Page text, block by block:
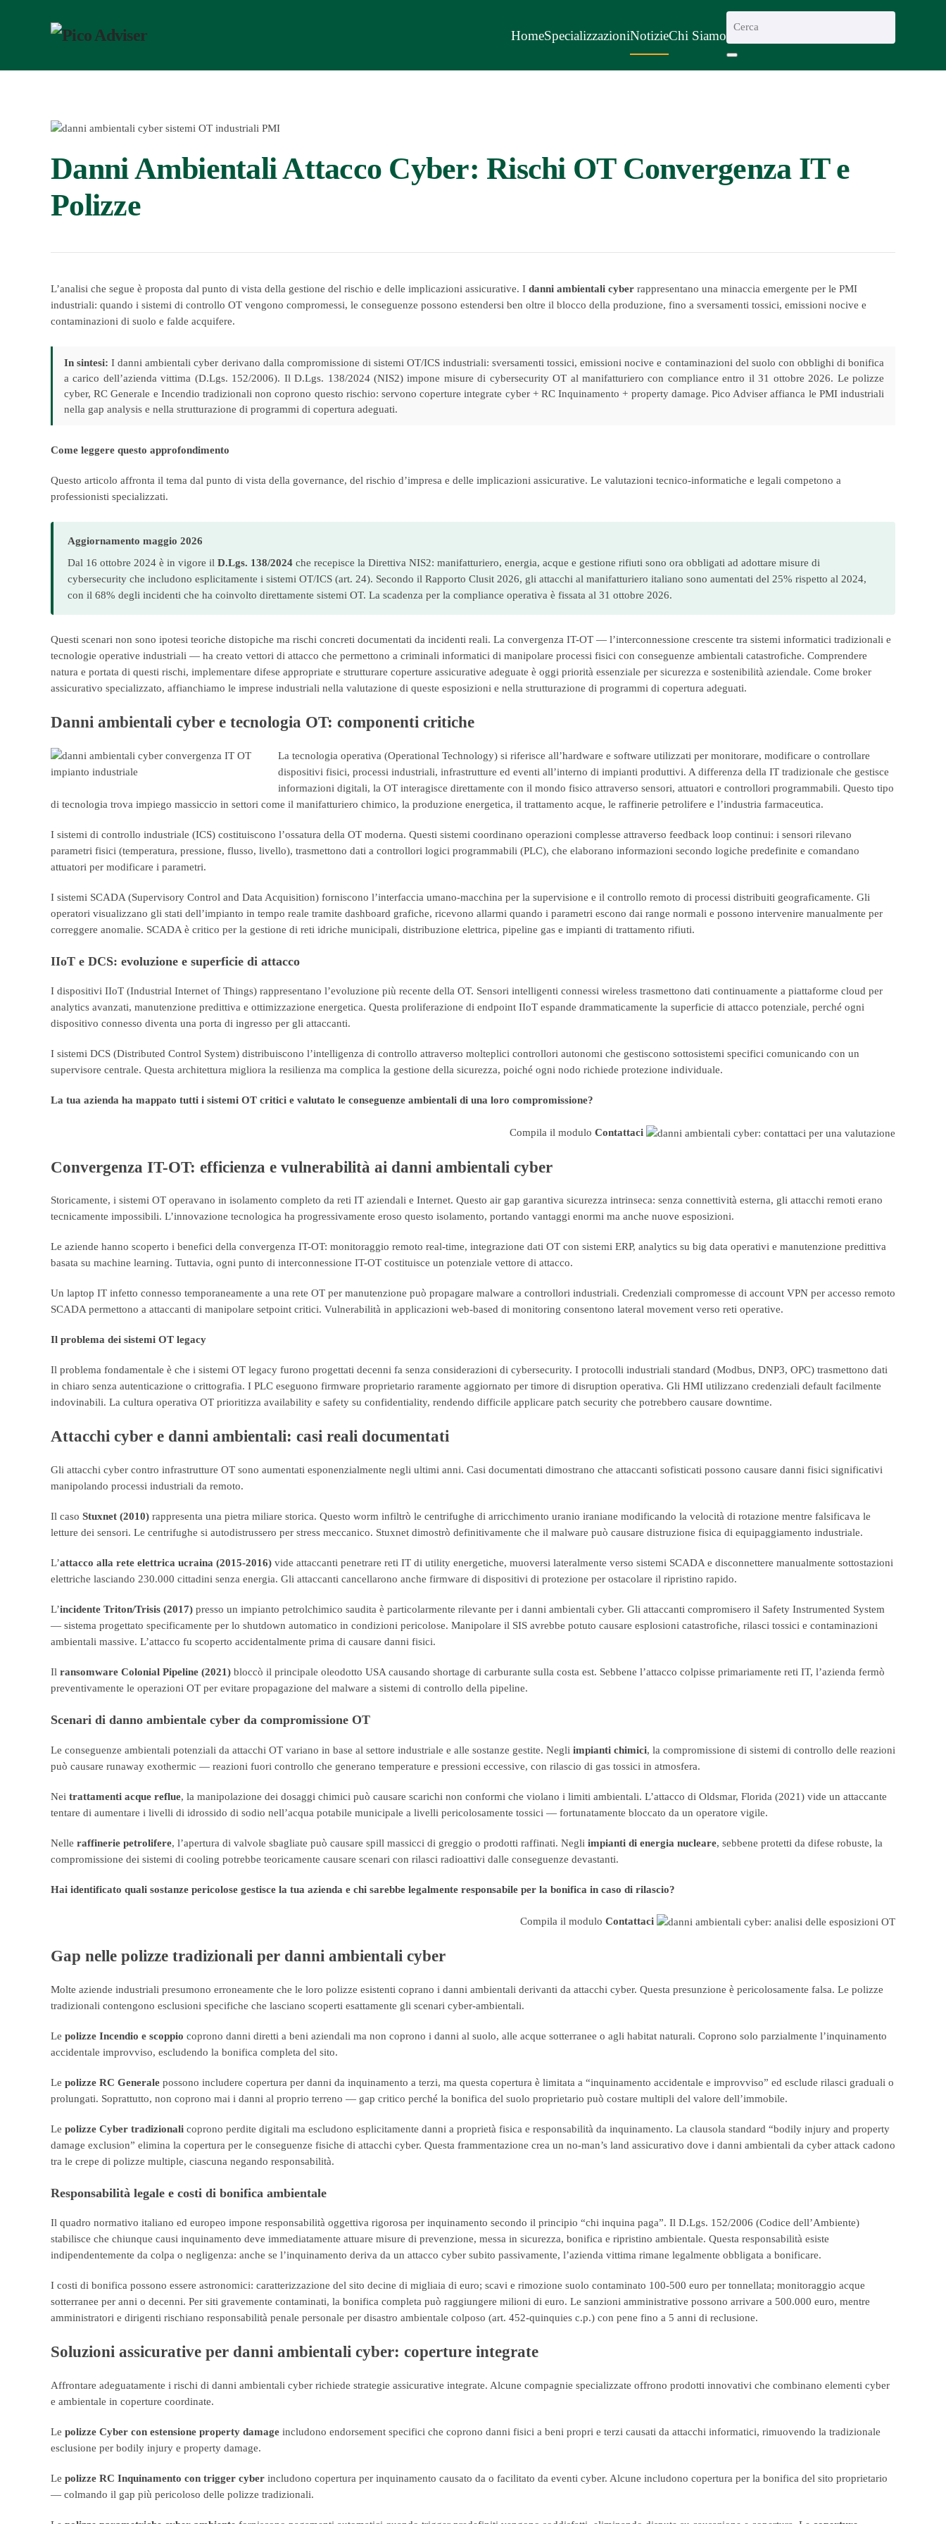
contenuto
HomeSpecializzazioniNotizieChi Siamo
Danni Ambientali Attacco Cyber: Rischi OT Convergenza IT e
Polizze
L’analisi che segue è proposta dal punto di vista della gestione del rischio e delle implicazioni assicurative. I danni ambientali cyber rappresentano una minaccia emergente per le PMI
industriali: quando i sistemi di controllo OT vengono compromessi, le conseguenze possono estendersi ben oltre il blocco della produzione, fino a sversamenti tossici, emissioni nocive e
contaminazioni di suolo e falde acquifere.
In sintesi: I danni ambientali cyber derivano dalla compromissione di sistemi OT/ICS industriali: sversamenti tossici, emissioni nocive e contaminazioni del suolo con obblighi di bonifica
a carico dell’azienda vittima (D.Lgs. 152/2006). Il D.Lgs. 138/2024 (NIS2) impone misure di cybersecurity OT al manifatturiero con compliance entro il 31 ottobre 2026. Le polizze
cyber, RC Generale e Incendio tradizionali non coprono questo rischio: servono coperture integrate cyber + RC Inquinamento + property damage. Pico Adviser affianca le PMI industriali
nella gap analysis e nella strutturazione di programmi di copertura adeguati.
Come leggere questo approfondimento
Questo articolo affronta il tema dal punto di vista della governance, del rischio d’impresa e delle implicazioni assicurative. Le valutazioni tecnico-informatiche e legali competono a
professionisti specializzati.
Aggiornamento maggio 2026
Dal 16 ottobre 2024 è in vigore il D.Lgs. 138/2024 che recepisce la Direttiva NIS2: manifatturiero, energia, acque e gestione rifiuti sono ora obbligati ad adottare misure di
cybersecurity che includono esplicitamente i sistemi OT/ICS (art. 24). Secondo il Rapporto Clusit 2026, gli attacchi al manifatturiero italiano sono aumentati del 25% rispetto al 2024,
con il 68% degli incidenti che ha coinvolto direttamente sistemi OT. La scadenza per la compliance operativa è fissata al 31 ottobre 2026.
Questi scenari non sono ipotesi teoriche distopiche ma rischi concreti documentati da incidenti reali. La convergenza IT-OT — l’interconnessione crescente tra sistemi informatici tradizionali e
tecnologie operative industriali — ha creato vettori di attacco che permettono a criminali informatici di manipolare processi fisici con conseguenze ambientali catastrofiche. Comprendere
natura e portata di questi rischi, implementare difese appropriate e strutturare coperture assicurative adeguate è oggi priorità essenziale per sicurezza e sostenibilità aziendale. Come broker
assicurativo specializzato, affianchiamo le imprese industriali nella valutazione di queste esposizioni e nella strutturazione di programmi di copertura adeguati.
Danni ambientali cyber e tecnologia OT: componenti critiche
La tecnologia operativa (Operational Technology) si riferisce all’hardware e software utilizzati per monitorare, modificare o controllare
dispositivi fisici, processi industriali, infrastrutture ed eventi all’interno di impianti produttivi. A differenza della IT tradizionale che gestisce
informazioni digitali, la OT interagisce direttamente con il mondo fisico attraverso sensori, attuatori e controllori programmabili. Questo tipo
di tecnologia trova impiego massiccio in settori come il manifatturiero chimico, la produzione energetica, il trattamento acque, le raffinerie petrolifere e l’industria farmaceutica.
I sistemi di controllo industriale (ICS) costituiscono l’ossatura della OT moderna. Questi sistemi coordinano operazioni complesse attraverso feedback loop continui: i sensori rilevano
parametri fisici (temperatura, pressione, flusso, livello), trasmettono dati a controllori logici programmabili (PLC), che elaborano informazioni secondo logiche predefinite e comandano
attuatori per modificare i parametri.
I sistemi SCADA (Supervisory Control and Data Acquisition) forniscono l’interfaccia umano-macchina per la supervisione e il controllo remoto di processi distribuiti geograficamente. Gli
operatori visualizzano gli stati dell’impianto in tempo reale tramite dashboard grafiche, ricevono allarmi quando i parametri escono dai range normali e possono intervenire manualmente per
correggere anomalie. SCADA è critico per la gestione di reti idriche municipali, distribuzione elettrica, pipeline gas e impianti di trattamento rifiuti.
IIoT e DCS: evoluzione e superficie di attacco
I dispositivi IIoT (Industrial Internet of Things) rappresentano l’evoluzione più recente della OT. Sensori intelligenti connessi wireless trasmettono dati continuamente a piattaforme cloud per
analytics avanzati, manutenzione predittiva e ottimizzazione energetica. Questa proliferazione di endpoint IIoT espande drammaticamente la superficie di attacco potenziale, perché ogni
dispositivo connesso diventa una porta di ingresso per gli attaccanti.
I sistemi DCS (Distributed Control System) distribuiscono l’intelligenza di controllo attraverso molteplici controllori autonomi che gestiscono sottosistemi specifici comunicando con un
supervisore centrale. Questa architettura migliora la resilienza ma complica la gestione della sicurezza, poiché ogni nodo richiede protezione individuale.
La tua azienda ha mappato tutti i sistemi OT critici e valutato le conseguenze ambientali di una loro compromissione?
Compila il modulo Contattaci
Convergenza IT-OT: efficienza e vulnerabilità ai danni ambientali cyber
Storicamente, i sistemi OT operavano in isolamento completo da reti IT aziendali e Internet. Questo air gap garantiva sicurezza intrinseca: senza connettività esterna, gli attacchi remoti erano
tecnicamente impossibili. L’innovazione tecnologica ha progressivamente eroso questo isolamento, portando vantaggi enormi ma anche nuove esposizioni.
Le aziende hanno scoperto i benefici della convergenza IT-OT: monitoraggio remoto real-time, integrazione dati OT con sistemi ERP, analytics su big data operativi e manutenzione predittiva
basata su machine learning. Tuttavia, ogni punto di interconnessione IT-OT costituisce un potenziale vettore di attacco.
Un laptop IT infetto connesso temporaneamente a una rete OT per manutenzione può propagare malware a controllori industriali. Credenziali compromesse di account VPN per accesso remoto
SCADA permettono a attaccanti di manipolare setpoint critici. Vulnerabilità in applicazioni web-based di monitoring consentono lateral movement verso reti operative.
Il problema dei sistemi OT legacy
Il problema fondamentale è che i sistemi OT legacy furono progettati decenni fa senza considerazioni di cybersecurity. I protocolli industriali standard (Modbus, DNP3, OPC) trasmettono dati
in chiaro senza autenticazione o crittografia. I PLC eseguono firmware proprietario raramente aggiornato per timore di disruption operativa. Gli HMI utilizzano credenziali default facilmente
indovinabili. La cultura operativa OT prioritizza availability e safety su confidentiality, rendendo difficile applicare patch security che potrebbero causare downtime.
Attacchi cyber e danni ambientali: casi reali documentati
Gli attacchi cyber contro infrastrutture OT sono aumentati esponenzialmente negli ultimi anni. Casi documentati dimostrano che attaccanti sofisticati possono causare danni fisici significativi
manipolando processi industriali da remoto.
Il caso Stuxnet (2010) rappresenta una pietra miliare storica. Questo worm infiltrò le centrifughe di arricchimento uranio iraniane modificando la velocità di rotazione mentre falsificava le
letture dei sensori. Le centrifughe si autodistrussero per stress meccanico. Stuxnet dimostrò definitivamente che il malware può causare distruzione fisica di equipaggiamento industriale.
L’attacco alla rete elettrica ucraina (2015-2016) vide attaccanti penetrare reti IT di utility energetiche, muoversi lateralmente verso sistemi SCADA e disconnettere manualmente sottostazioni
elettriche lasciando 230.000 cittadini senza energia. Gli attaccanti cancellarono anche firmware di dispositivi di protezione per ostacolare il ripristino rapido.
L’incidente Triton/Trisis (2017) presso un impianto petrolchimico saudita è particolarmente rilevante per i danni ambientali cyber. Gli attaccanti compromisero il Safety Instrumented System
— sistema progettato specificamente per lo shutdown automatico in condizioni pericolose. Manipolare il SIS avrebbe potuto causare esplosioni catastrofiche, rilasci tossici e contaminazioni
ambientali massive. L’attacco fu scoperto accidentalmente prima di causare danni fisici.
Il ransomware Colonial Pipeline (2021) bloccò il principale oleodotto USA causando shortage di carburante sulla costa est. Sebbene l’attacco colpisse primariamente reti IT, l’azienda fermò
preventivamente le operazioni OT per evitare propagazione del malware a sistemi di controllo della pipeline.
Scenari di danno ambientale cyber da compromissione OT
Le conseguenze ambientali potenziali da attacchi OT variano in base al settore industriale e alle sostanze gestite. Negli impianti chimici, la compromissione di sistemi di controllo delle reazioni
può causare runaway exothermic — reazioni fuori controllo che generano temperature e pressioni eccessive, con rilascio di gas tossici in atmosfera.
Nei trattamenti acque reflue, la manipolazione dei dosaggi chimici può causare scarichi non conformi che violano i limiti ambientali. L’attacco di Oldsmar, Florida (2021) vide un attaccante
tentare di aumentare i livelli di idrossido di sodio nell’acqua potabile municipale a livelli pericolosamente tossici — fortunatamente bloccato da un operatore vigile.
Nelle raffinerie petrolifere, l’apertura di valvole sbagliate può causare spill massicci di greggio o prodotti raffinati. Negli impianti di energia nucleare, sebbene protetti da difese robuste, la
compromissione dei sistemi di cooling potrebbe teoricamente causare scenari con rilasci radioattivi dalle conseguenze devastanti.
Hai identificato quali sostanze pericolose gestisce la tua azienda e chi sarebbe legalmente responsabile per la bonifica in caso di rilascio?
Compila il modulo Contattaci
Gap nelle polizze tradizionali per danni ambientali cyber
Molte aziende industriali presumono erroneamente che le loro polizze esistenti coprano i danni ambientali derivanti da attacchi cyber. Questa presunzione è pericolosamente falsa. Le polizze
tradizionali contengono esclusioni specifiche che lasciano scoperti esattamente gli scenari cyber-ambientali.
Le polizze Incendio e scoppio coprono danni diretti a beni aziendali ma non coprono i danni al suolo, alle acque sotterranee o agli habitat naturali. Coprono solo parzialmente l’inquinamento
accidentale improvviso, escludendo la bonifica completa del sito.
Le polizze RC Generale possono includere copertura per danni da inquinamento a terzi, ma questa copertura è limitata a “inquinamento accidentale e improvviso” ed esclude rilasci graduali o
prolungati. Soprattutto, non coprono mai i danni al proprio terreno — gap critico perché la bonifica del suolo proprietario può costare multipli del valore dell’immobile.
Le polizze Cyber tradizionali coprono perdite digitali ma escludono esplicitamente danni a proprietà fisica e responsabilità da inquinamento. La clausola standard “bodily injury and property
damage exclusion” elimina la copertura per le conseguenze fisiche di attacchi cyber. Questa frammentazione crea un no-man’s land assicurativo dove i danni ambientali da cyber attack cadono
tra le crepe di polizze multiple, ciascuna negando responsabilità.
Responsabilità legale e costi di bonifica ambientale
Il quadro normativo italiano ed europeo impone responsabilità oggettiva rigorosa per inquinamento secondo il principio “chi inquina paga”. Il D.Lgs. 152/2006 (Codice dell’Ambiente)
stabilisce che chiunque causi inquinamento deve immediatamente attuare misure di prevenzione, messa in sicurezza, bonifica e ripristino ambientale. Questa responsabilità esiste
indipendentemente da colpa o negligenza: anche se l’inquinamento deriva da un attacco cyber subito passivamente, l’azienda vittima rimane legalmente obbligata a bonificare.
I costi di bonifica possono essere astronomici: caratterizzazione del sito decine di migliaia di euro; scavi e rimozione suolo contaminato 100-500 euro per tonnellata; monitoraggio acque
sotterranee per anni o decenni. Per siti gravemente contaminati, la bonifica completa può raggiungere milioni di euro. Le sanzioni amministrative possono arrivare a 500.000 euro, mentre
amministratori e dirigenti rischiano responsabilità penale personale per disastro ambientale colposo (art. 452-quinquies c.p.) con pene fino a 5 anni di reclusione.
Soluzioni assicurative per danni ambientali cyber: coperture integrate
Affrontare adeguatamente i rischi di danni ambientali cyber richiede strategie assicurative integrate. Alcune compagnie specializzate offrono prodotti innovativi che combinano elementi cyber
e ambientale in coperture coordinate.
Le polizze Cyber con estensione property damage includono endorsement specifici che coprono danni fisici a beni propri e terzi causati da attacchi informatici, rimuovendo la tradizionale
esclusione per bodily injury e property damage.
Le polizze RC Inquinamento con trigger cyber includono copertura per inquinamento causato da o facilitato da eventi cyber. Alcune includono copertura per la bonifica del sito proprietario
— colmando il gap più pericoloso delle polizze tradizionali.